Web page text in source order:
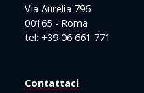
Via Aurelia 796
00165 - Roma
tel: +39 06 661 771
Contattaci